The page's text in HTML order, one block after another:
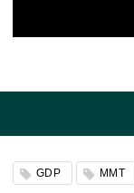
GDP MMT